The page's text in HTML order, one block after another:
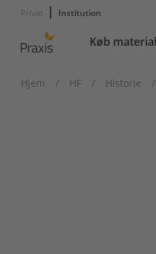
Privat Institution
Main
Køb
Hjem / HF / Historie /